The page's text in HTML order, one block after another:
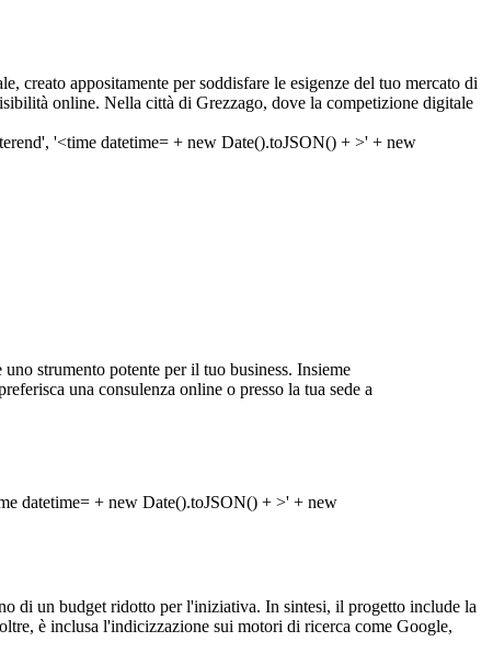
creato appositamente per soddisfare le esigenze del tuo mercato di
online. Nella città di Grezzago, dove la competizione digitale
strumento potente per il tuo business. Insieme
una consulenza online o presso la tua sede a
di un budget ridotto per l'iniziativa. In sintesi, il progetto include la
è inclusa l'indicizzazione sui motori di ricerca come Google,